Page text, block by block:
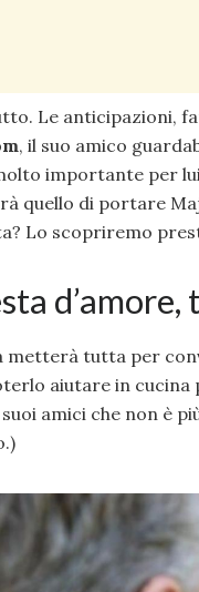
Le anticipazioni,
, il suo amico
importante per
quello di portare
Lo scopriremo
metterà tutta per
aiutare in cucina
amici che non è